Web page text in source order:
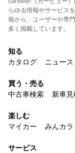
らゆる情報やサービス
報から、ユーザーや専
多く掲載しています。
知る
カタログ
ニュース
買う・売る
中古車検索
新車見
楽しむ
マイカー
みんカラ
サービス